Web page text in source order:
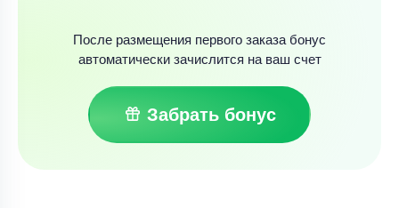
После размещения первого заказа бонус
автоматически зачислится на ваш счет
Забрать бонус